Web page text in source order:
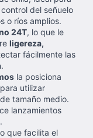
del señuelo
o ríos amplios.
24T, lo que le
ligereza,
fácilmente las
la posiciona
utilizar
tamaño medio.
lanzamientos
que facilita el